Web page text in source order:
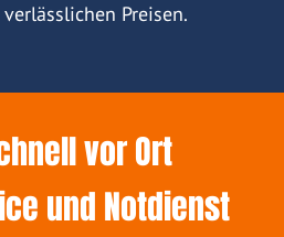
Preisen.
vor Ort
und Notdienst